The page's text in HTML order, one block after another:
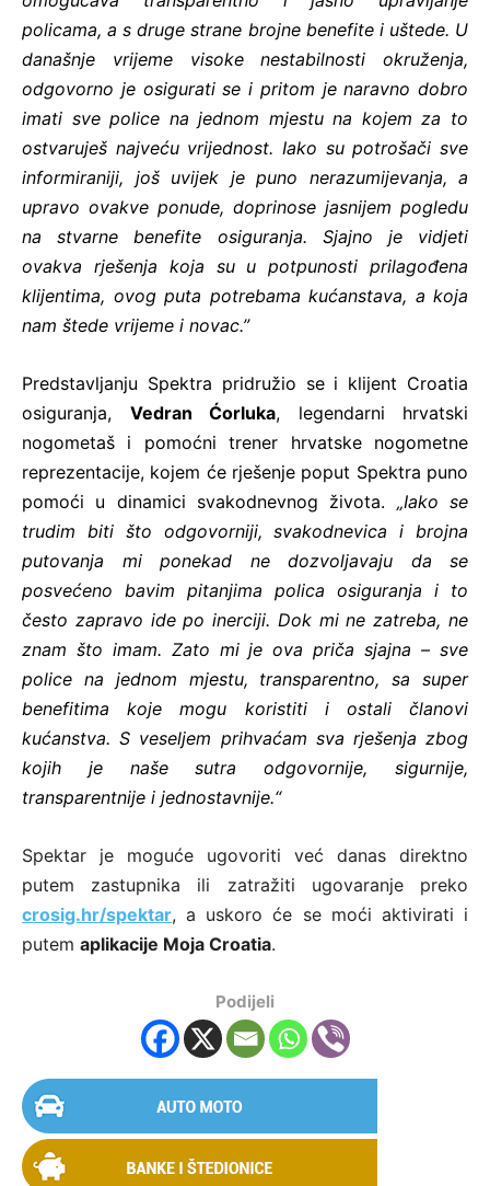
policama, a s druge strane brojne benefite i uštede. U
današnje vrijeme visoke nestabilnosti okruženja,
odgovorno je osigurati se i pritom je naravno dobro
imati sve police na jednom mjestu na kojem za to
ostvaruješ najveću vrijednost. Iako su potrošači sve
informiraniji, još uvijek je puno nerazumijevanja, a
upravo ovakve ponude, doprinose jasnijem pogledu
na stvarne benefite osiguranja. Sjajno je vidjeti
ovakva rješenja koja su u potpunosti prilagođena
klijentima, ovog puta potrebama kućanstava, a koja
nam štede vrijeme i novac.”
Predstavljanju Spektra pridružio se i klijent Croatia
osiguranja, Vedran Ćorluka, legendarni hrvatski
nogometaš i pomoćni trener hrvatske nogometne
reprezentacije, kojem će rješenje poput Spektra puno
pomoći u dinamici svakodnevnog života. „Iako se
trudim biti što odgovorniji, svakodnevica i brojna
putovanja mi ponekad ne dozvoljavaju da se
posvećeno bavim pitanjima polica osiguranja i to
često zapravo ide po inerciji. Dok mi ne zatreba, ne
znam što imam. Zato mi je ova priča sjajna – sve
police na jednom mjestu, transparentno, sa super
benefitima koje mogu koristiti i ostali članovi
kućanstva. S veseljem prihvaćam sva rješenja zbog
kojih je naše sutra odgovornije, sigurnije,
transparentnije i jednostavnije.“
Spektar je moguće ugovoriti već danas direktno
putem zastupnika ili zatražiti ugovaranje preko
crosig.hr/spektar, a uskoro će se moći aktivirati i
putem aplikacije Moja Croatia.
Podijeli